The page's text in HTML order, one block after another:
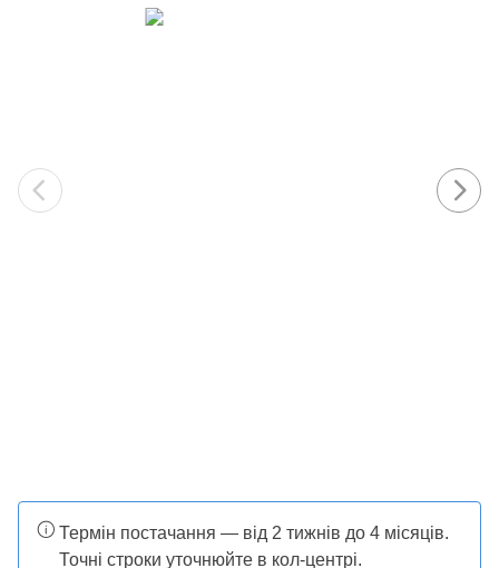
Термін постачання — від 2 тижнів до 4 місяців.
Точні строки уточнюйте в кол-центрі.